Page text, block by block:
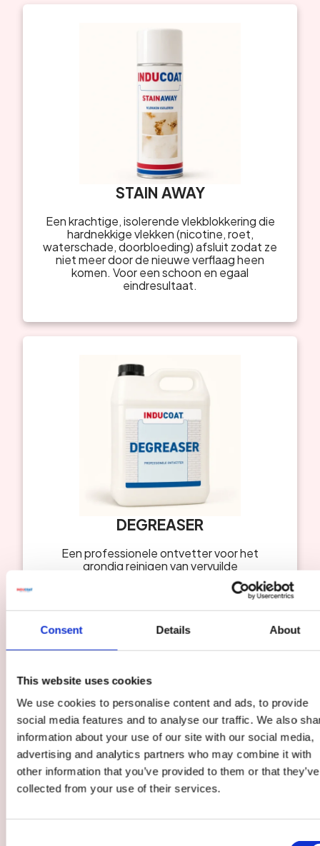
Consent Details About
This website uses cookies
We use cookies to personalise content and ads, to provide
social media features and to analyse our traffic. We also
information about your use of our site with our social media,
advertising and analytics partners who may combine it with
other information that you’ve provided to them or that they’ve
collected from your use of their services.
STAIN AWAY
Een krachtige, isolerende vlekblokkering die
hardnekkige vlekken (nicotine, roet,
waterschade, doorbloeding) afsluit zodat ze
niet meer door de nieuwe verflaag heen
komen. Voor een schoon en egaal
eindresultaat.
DEGREASER
Een professionele ontvetter voor het
grondig reinigen van vervuilde
ondergronden. Verwijdert vet, vuil en
zeepresten zodat coatings optimaal
hechten en hun maximale levensduur